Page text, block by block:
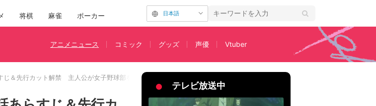
将棋 麻雀 ポーカー 日本語
アニメニュース コミック グッズ 声優 Vtuber
じ＆先行カット解禁 主人公が女子野球部を作りたい理由とは？
テレビ放送中